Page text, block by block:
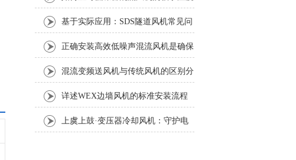
异常升高？基于实际应用：SDS隧道风机常见问
题诊断与解决策略
正确安装高效低噪声混流风机是确保
风量和噪声指标的关键
混流变频送风机与传统风机的区别分
详述WEX边墙风机的标准安装流程
与方法 上虞上鼓·变压器冷却风机：守护电